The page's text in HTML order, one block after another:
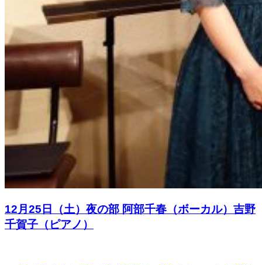
12月25日（土）夜の部 阿部千春（ボーカル）吉野
千賀子（ピアノ）